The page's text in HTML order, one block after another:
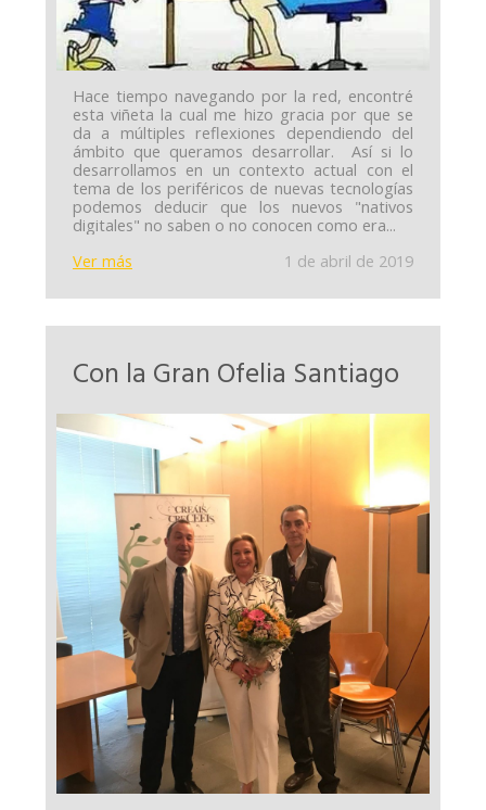
Hace tiempo navegando por la red, encontré
esta viñeta la cual me hizo gracia por que se
da a múltiples reflexiones dependiendo del
ámbito que queramos desarrollar. Así si lo
desarrollamos en un contexto actual con el
tema de los periféricos de nuevas tecnologías
podemos deducir que los nuevos "nativos
digitales" no saben o no conocen como era...
1 de abril de 2019
Ver más
Con la Gran Ofelia Santiago